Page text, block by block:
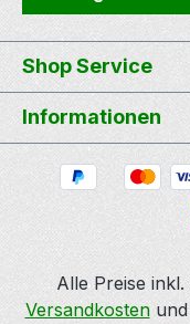
Shop Service
Informationen
Alle Preise
Versandkostenund